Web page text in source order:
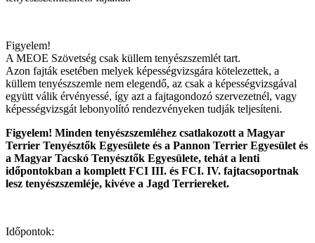
Figyelem!
A MEOE Szövetség csak küllem tenyészszemlét tart.
Azon fajták esetében melyek képességvizsgára kötelezettek, a
küllem tenyészszemle nem elegendő, az csak a képességvizsgával
együtt válik érvényessé, így azt a fajtagondozó szervezetnél, vagy
képességvizsgát lebonyolító rendezvényeken tudják teljesíteni.
Figyelem! Minden tenyészszemléhez csatlakozott a Magyar
Terrier Tenyésztők Egyesülete és a Pannon Terrier Egyesület és
a Magyar Tacskó Tenyésztők Egyesülete, tehát a lenti
időpontokban a komplett FCI III. és FCI. IV. fajtacsoportnak
lesz tenyészszemléje, kivéve a Jagd Terriereket.
Időpontok: